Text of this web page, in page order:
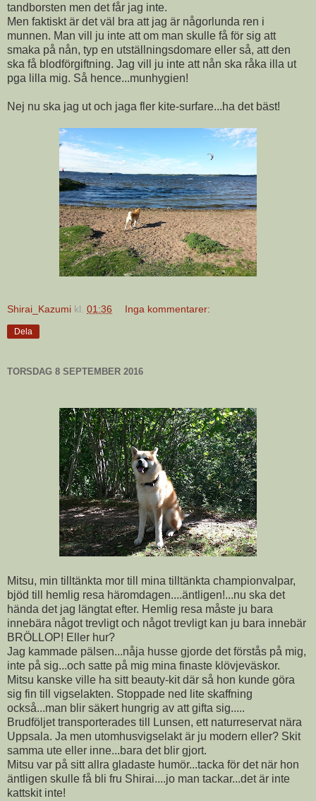
tandborsten men det får jag inte.
Men faktiskt är det väl bra att jag är någorlunda ren i
munnen. Man vill ju inte att om man skulle få för sig att
smaka på nån, typ en utställningsdomare eller så, att den
ska få blodförgiftning. Jag vill ju inte att nån ska råka illa ut
pga lilla mig. Så hence...munhygien!
Nej nu ska jag ut och jaga fler kite-surfare...ha det bäst!
Shirai_Kazumi kl. 01:36 Inga kommentarer:
Dela
TORSDAG 8 SEPTEMBER 2016
Mitsu, min tilltänkta mor till mina tilltänkta championvalpar,
bjöd till hemlig resa häromdagen....äntligen!...nu ska det
hända det jag längtat efter. Hemlig resa måste ju bara
innebära något trevligt och något trevligt kan ju bara innebär
BRÖLLOP! Eller hur?
Jag kammade pälsen...nåja husse gjorde det förstås på mig,
inte på sig...och satte på mig mina finaste klövjeväskor.
Mitsu kanske ville ha sitt beauty-kit där så hon kunde göra
sig fin till vigselakten. Stoppade ned lite skaffning
också...man blir säkert hungrig av att gifta sig.....
Brudföljet transporterades till Lunsen, ett naturreservat nära
Uppsala. Ja men utomhusvigselakt är ju modern eller? Skit
samma ute eller inne...bara det blir gjort.
Mitsu var på sitt allra gladaste humör...tacka för det när hon
äntligen skulle få bli fru Shirai....jo man tackar...det är inte
kattskit inte!